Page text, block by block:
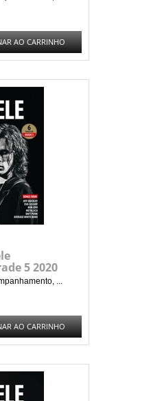
AO CARRINHO
5 2020
...
AO CARRINHO